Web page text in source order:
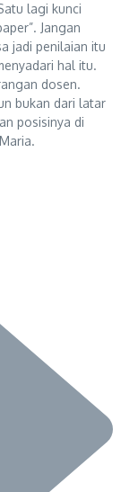
lagi kunci
Jangan
jadi penilaian itu
hal itu.
dosen.
bukan dari latar
posisinya di